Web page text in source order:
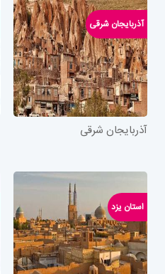
آذربایجان شرقی
آذربایجان شرقی
استان یزد